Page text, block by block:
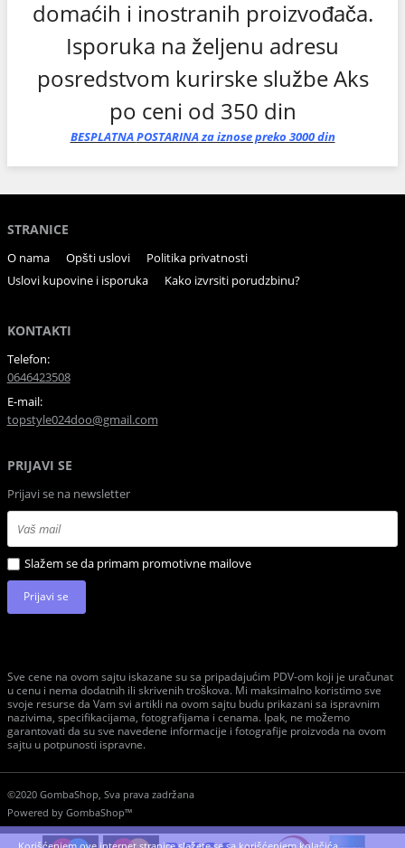
domaćih i inostranih proizvođača.
Isporuka na željenu adresu
posredstvom kurirske službe Aks
po ceni od 350 din
BESPLATNAPOSTARINAza iznose preko 3000 din
STRANICE
O nama Opšti uslovi
Politika privatnosti
Uslovi kupovine i isporuka
Kako izvrsiti porudzbinu?
KONTAKTI
Telefon:
0646423508
E-mail:
topstyle024doo@gmail.com
PRIJAVI SE
Prijavi se na newsletter
Slažem se da primam promotivne mailove
Prijavi se
Sve cene na ovom sajtu iskazane su sa pripadajućim PDV-om koji je uračunat
u cenu i nema dodatnih ili skrivenih troškova. Mi maksimalno koristimo sve
svoje resurse da Vam svi artikli na ovom sajtu budu prikazani sa ispravnim
nazivima, specifikacijama, fotografijama i cenama. Ipak, ne možemo
garantovati da su sve navedene informacije i fotografije proizvoda na ovom
sajtu u potpunosti ispravne.
©2020 GombaShop, Sva prava zadržana
Powered by GombaShop™